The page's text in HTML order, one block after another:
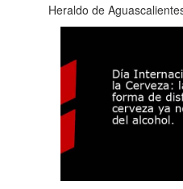
Heraldo de